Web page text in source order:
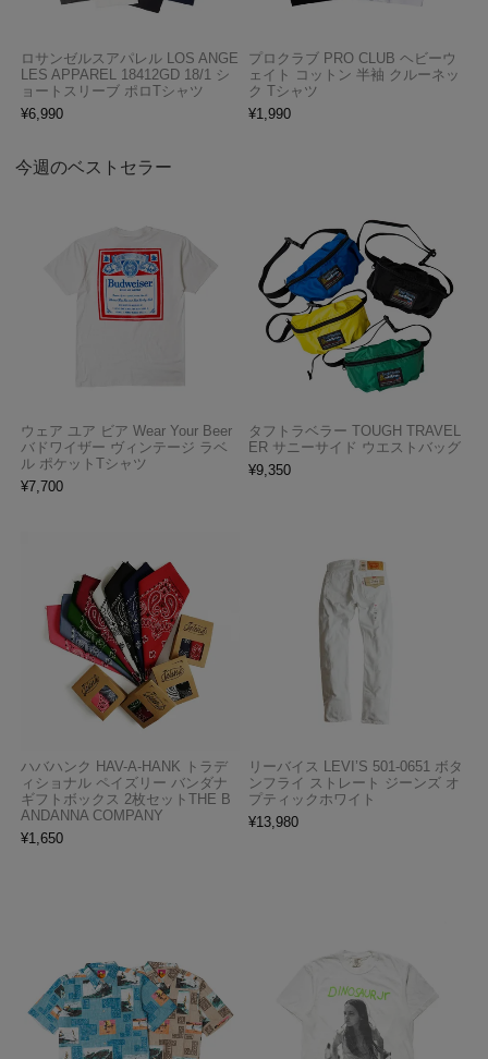
ロサンゼルスアパレル LOS ANGE
LES APPAREL 18412GD 18/1 シ
ョートスリーブ ポロTシャツ
¥6,990
プロクラブ PRO CLUB ヘビーウ
ェイト コットン 半袖 クルーネッ
ク Tシャツ
¥1,990
今週のベストセラー
ウェア ユア ビア Wear Your Beer
バドワイザー ヴィンテージ ラベ
ル ポケットTシャツ
¥7,700
タフトラベラー TOUGH TRAVEL
ER サニーサイド ウエストバッグ
¥9,350
ハバハンク HAV-A-HANK トラデ
ィショナル ペイズリー バンダナ
ギフトボックス 2枚セットTHE B
ANDANNA COMPANY
¥1,650
リーバイス LEVI’S 501-0651 ボタ
ンフライ ストレート ジーンズ オ
プティックホワイト
¥13,980